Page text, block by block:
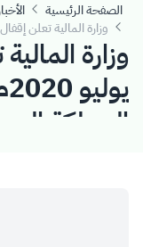
الصفحة الرئيسية
وزارة المالية تعلن إقفال طرح شهر يوليو 2020م من
وزارة
المملكة